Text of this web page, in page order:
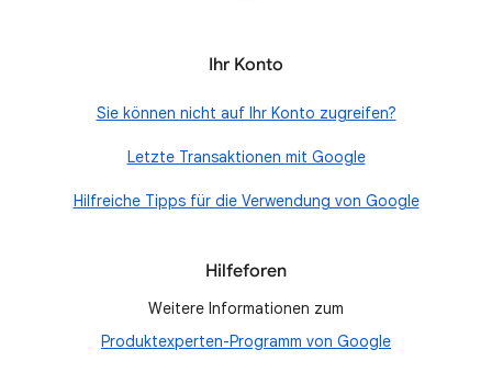
Ihr Konto
Sie können nicht auf Ihr Konto zugreifen?
Letzte Transaktionen mit Google
Hilfreiche Tipps für die Verwendung von Google
Hilfeforen
Weitere Informationen zum
Produktexperten-Programm von Google